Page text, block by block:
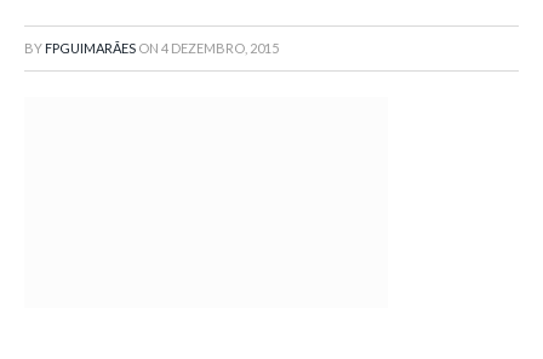
BY FPGUIMARÃES ON 4 DEZEMBRO, 2015